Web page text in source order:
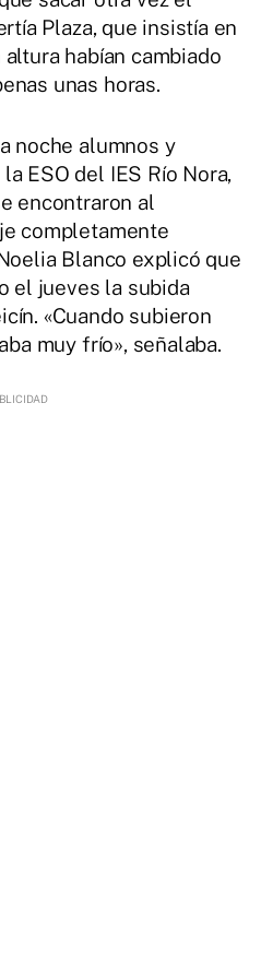
Plaza, que insistía en
habían cambiado
unas horas.
noche alumnos y
ESO del IES Río Nora,
encontraron al
completamente
Blanco explicó que
el jueves la subida
«Cuando subieron
muy frío», señalaba.